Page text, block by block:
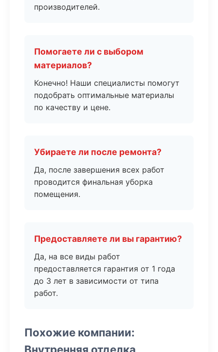
производителей.
Помогаете ли с выбором
материалов?
Конечно! Наши специалисты помогут
подобрать оптимальные материалы
по качеству и цене.
Убираете ли после ремонта?
Да, после завершения всех работ
проводится финальная уборка
помещения.
Предоставляете ли вы гарантию?
Да, на все виды работ
предоставляется гарантия от 1 года
до 3 лет в зависимости от типа
работ.
Похожие компании:
Внутренняя отделка